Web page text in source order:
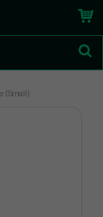
(Small)